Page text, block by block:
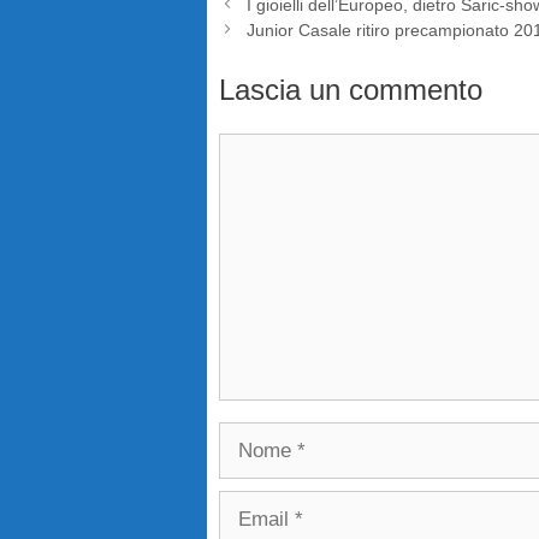
I gioielli dell’Europeo, dietro Saric-
Junior Casale ritiro precampionato
Lascia un commento
Nome
Email